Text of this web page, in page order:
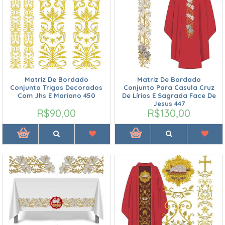
Matriz De Bordado
Conjunto Trigos Decorados
Com Jhs E Mariano 450
R$90,00
Matriz De Bordado
Conjunto Para Casula Cruz
De Lírios E Sagrada Face De
Jesus 447
R$130,00